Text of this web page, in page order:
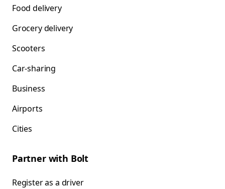
Food delivery
Grocery delivery
Scooters
Car-sharing
Business
Airports
Cities
Partner with Bolt
Register as a driver